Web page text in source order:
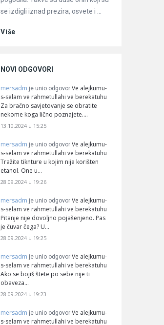
se izdigli iznad prezira, osvete i ...
Više
NOVI ODGOVORI
mersadm je unio odgovor Ve alejkumu-
s-selam ve rahmetullahi ve berekatuhu
Za bračno savjetovanje se obratite
nekome koga lično poznajete.…
13.10.2024 u 15:25
mersadm je unio odgovor Ve alejkumu-
s-selam ve rahmetullahi ve berekatuhu
Tražite tiknture u kojim nije korišten
etanol. One u…
28.09.2024 u 19:26
mersadm je unio odgovor Ve alejkumu-
s-selam ve rahmetullahi ve berekatuhu
Pitanje nije dovoljno pojašenjeno. Pas
je čuvar čega? U…
28.09.2024 u 19:25
mersadm je unio odgovor Ve alejkumu-
s-selam ve rahmetullahi ve berekatuhu
Ako se bojiš štete po sebe nije ti
obaveza…
28.09.2024 u 19:23
mersadm je unio odgovor Ve alejkumu-
s-selam ve rahmetullahi ve berekatuhu